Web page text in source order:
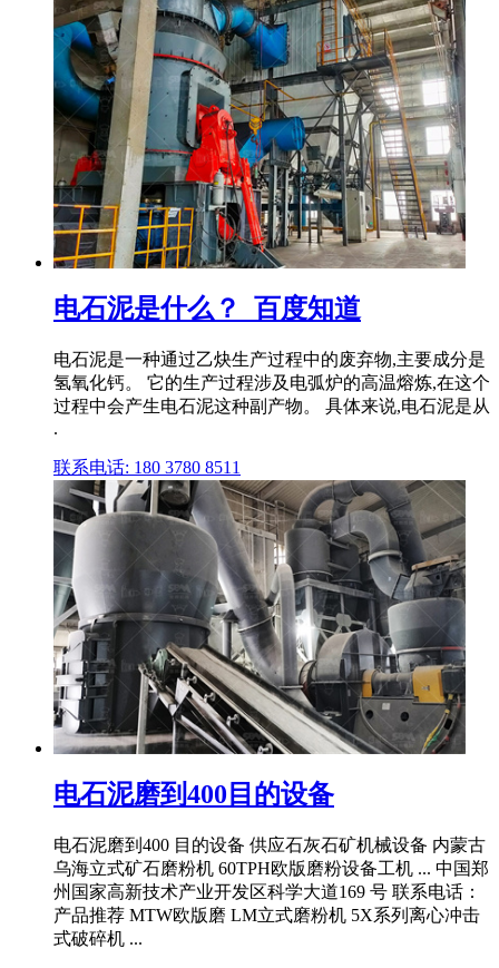
电石泥是什么？_百度知道
电石泥是一种通过乙炔生产过程中的废弃物,主要成分是
氢氧化钙。 它的生产过程涉及电弧炉的高温熔炼,在这个
过程中会产生电石泥这种副产物。 具体来说,电石泥是从
.
联系电话: 180 3780 8511
电石泥磨到400目的设备
电石泥磨到400 目的设备 供应石灰石矿机械设备 内蒙古
乌海立式矿石磨粉机 60TPH欧版磨粉设备工机 ... 中国郑
州国家高新技术产业开发区科学大道169 号 联系电话：
产品推荐 MTW欧版磨 LM立式磨粉机 5X系列离心冲击
式破碎机 ...